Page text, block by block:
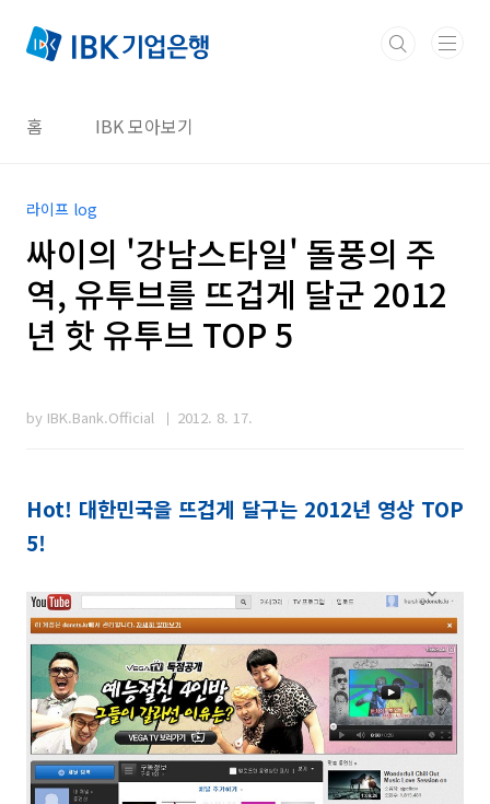
홈 IBK 모아보기
라이프 log
싸이의 '강남스타일' 돌풍의 주
역, 유투브를 뜨겁게 달군 2012
년 핫 유투브 TOP 5
by IBK.Bank.Official 2012. 8. 17.
Hot! 대한민국을 뜨겁게 달구는 2012년 영상 TOP
5!